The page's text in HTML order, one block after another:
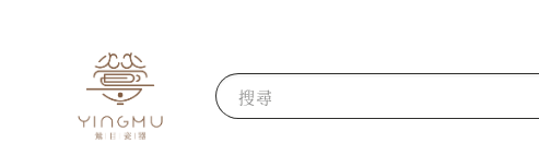
搜尋